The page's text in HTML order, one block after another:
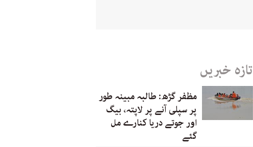
تازہ خبریں
مظفر گڑھ: طالبہ مبینہ طور
پر سپلی آنے پر لاپتہ، بیگ
اور جوتے دریا کنارے مل
گئے